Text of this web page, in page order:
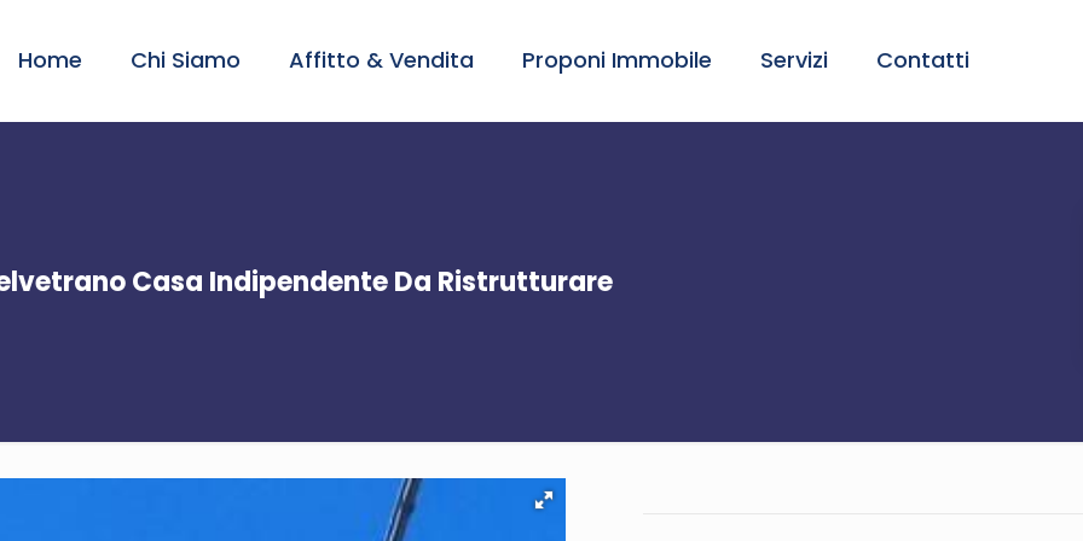
Home Chi Siamo Affitto & Vendita Proponi Immobile Servizi Contatti
Casa Indipendente Da Ristrutturare